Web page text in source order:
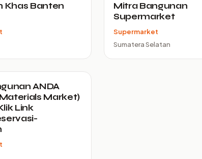
Khas Banten
Mitra Bangunan
Supermarket
Supermarket
Sumatera Selatan
ANDA
Market)
Link